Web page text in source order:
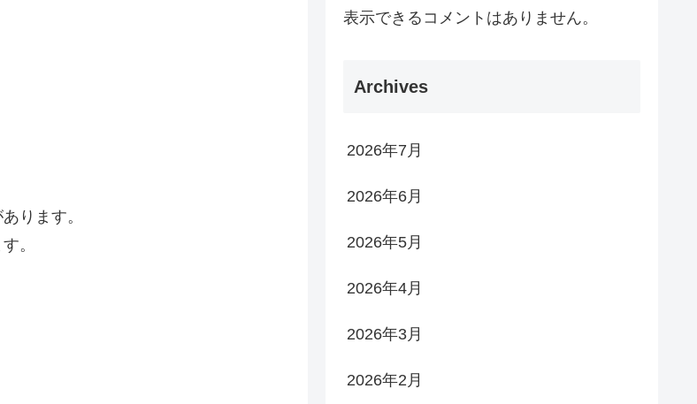
ります。
。
表示できるコメントはありません。
Archives
2026年7月
2026年6月
2026年5月
2026年4月
2026年3月
2026年2月